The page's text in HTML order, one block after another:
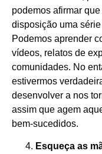
podemos afirmar
disposição uma
Podemos aprender
vídeos, relatos de
comunidades. No
estivermos
desenvolver a nos
assim que agem
bem-sucedidos.
Esqueça as